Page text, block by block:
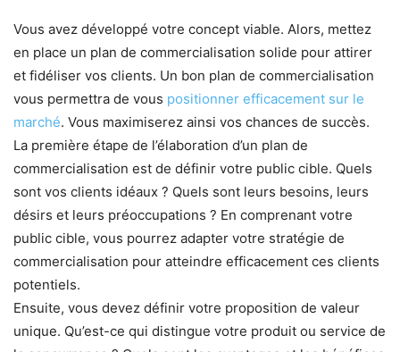
Vous avez développé votre concept viable. Alors, mettez
en place un plan de commercialisation solide pour attirer
et fidéliser vos clients. Un bon plan de commercialisation
vous permettra de vous positionner efficacement sur le
marché. Vous maximiserez ainsi vos chances de succès.
La première étape de l’élaboration d’un plan de
commercialisation est de définir votre public cible. Quels
sont vos clients idéaux ? Quels sont leurs besoins, leurs
désirs et leurs préoccupations ? En comprenant votre
public cible, vous pourrez adapter votre stratégie de
commercialisation pour atteindre efficacement ces clients
potentiels.
Ensuite, vous devez définir votre proposition de valeur
unique. Qu’est-ce qui distingue votre produit ou service de